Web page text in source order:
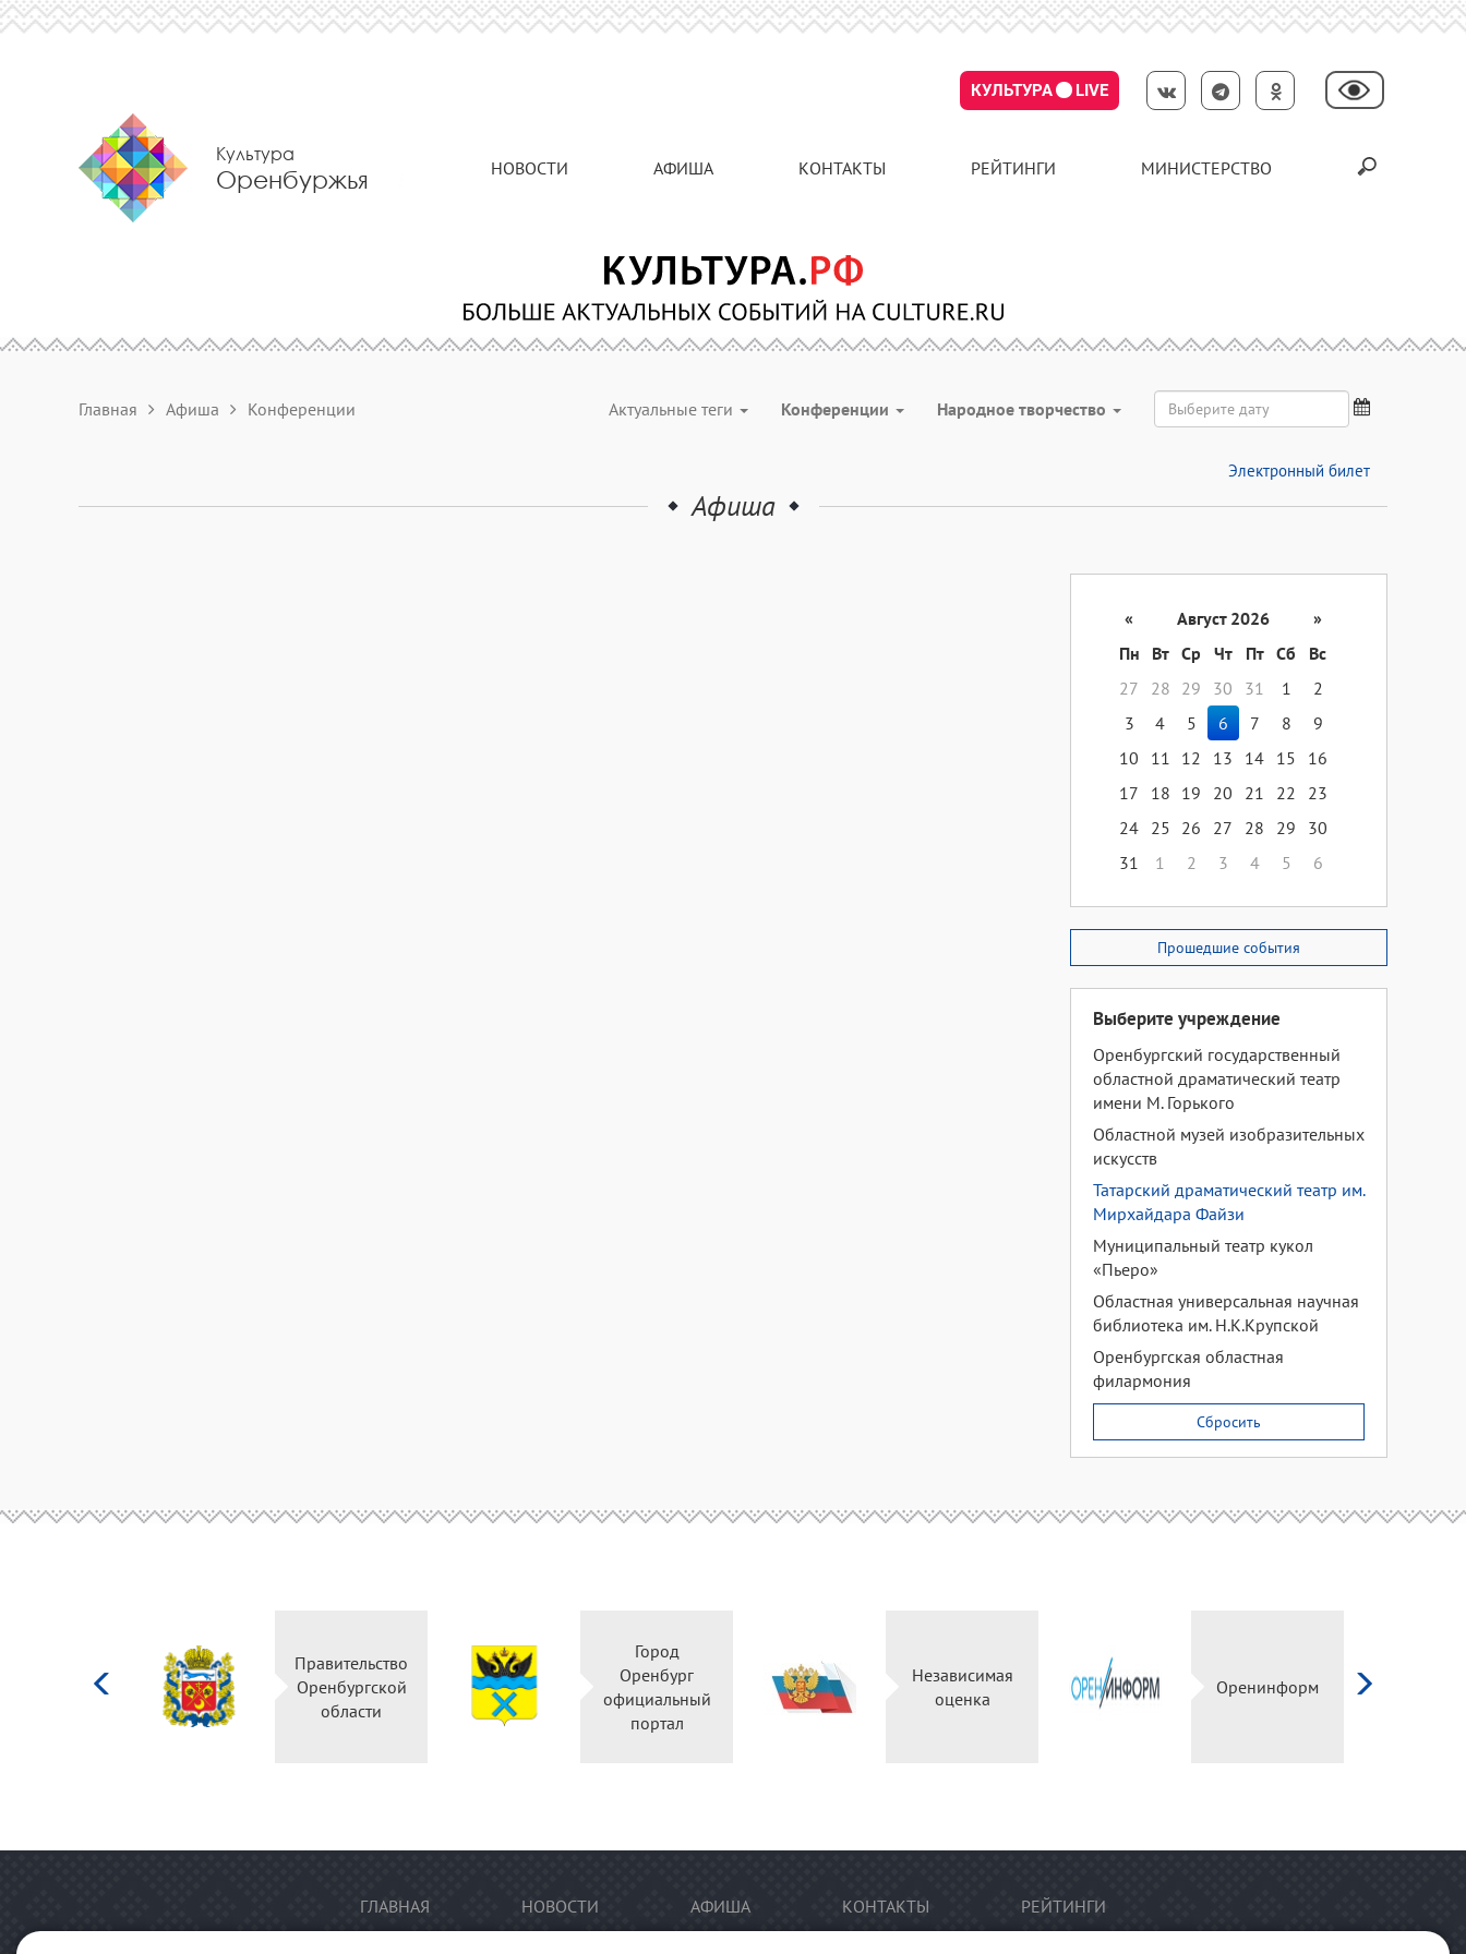
КУЛЬТУРА LIVE
Культура
Оренбуржья НОВОСТИ АФИША КОНТАКТЫ РЕЙТИНГИ МИНИСТЕРСТВО
Главная Афиша Конференции Актуальные теги Конференции Народное творчество
Электронный билет
Афиша
« Август 2026
»
Пн
Вт Ср Чт Пт Сб
Вс
27
28 29 30 31 1
2
3
4 5 6 7 8
9
10
11 12 13 14 15
16
17
18 19 20 21 22
23
24 25 26 27 28 29
30
31
1 2 3 4 5 6
Прошедшие события
Выберите учреждение
Оренбургский государственный
областной драматический театр
имени М. Горького
Областной музей изобразительных
искусств
Татарский драматический театр им.
Мирхайдара Файзи
Муниципальный театр кукол
«Пьеро»
Областная универсальная научная
библиотека им. Н.К.Крупской
Оренбургская областная
филармония
Сбросить
Правительство
Оренбургской
области
Город
Оренбург
официальный
портал
Независимая
оценка
Оренинформ
ГЛАВНАЯ НОВОСТИ АФИША КОНТАКТЫ РЕЙТИНГИ